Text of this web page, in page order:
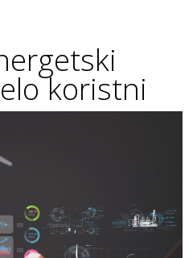
koristni